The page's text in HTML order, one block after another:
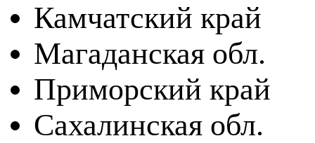
Камчатский край
Магаданская обл.
Приморский край
Сахалинская обл.